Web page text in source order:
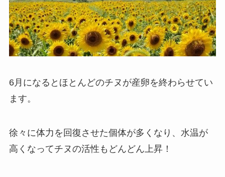
6月になるとほとんどのチヌが産卵を終わらせてい
ます。
徐々に体力を回復させた個体が多くなり、水温が
高くなってチヌの活性もどんどん上昇！